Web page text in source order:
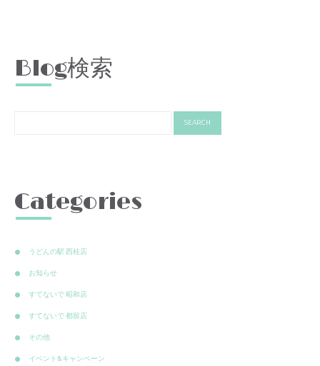
Blog検索
Categories
うどんの駅 西桂店
お知らせ
すてないで 昭和店
すてないで 都留店
その他
イベント&キャンペーン